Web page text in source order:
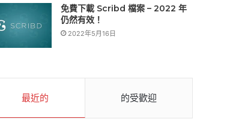
免費下載 Scribd 檔案 – 2022 年
仍然有效！
2022年5月16日
最近的 的受歡迎